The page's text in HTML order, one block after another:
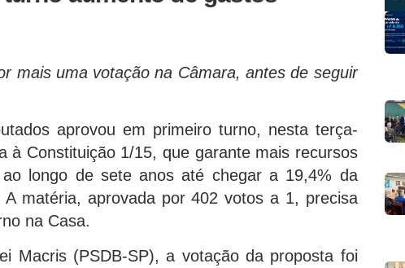
mais uma votação na Câmara, antes de seguir
aprovou em primeiro turno, nesta terça-
à Constituição 1/15, que garante mais recursos
longo de sete anos até chegar a 19,4% da
matéria, aprovada por 402 votos a 1, precisa
na Casa.
Macris (PSDB-SP), a votação da proposta foi